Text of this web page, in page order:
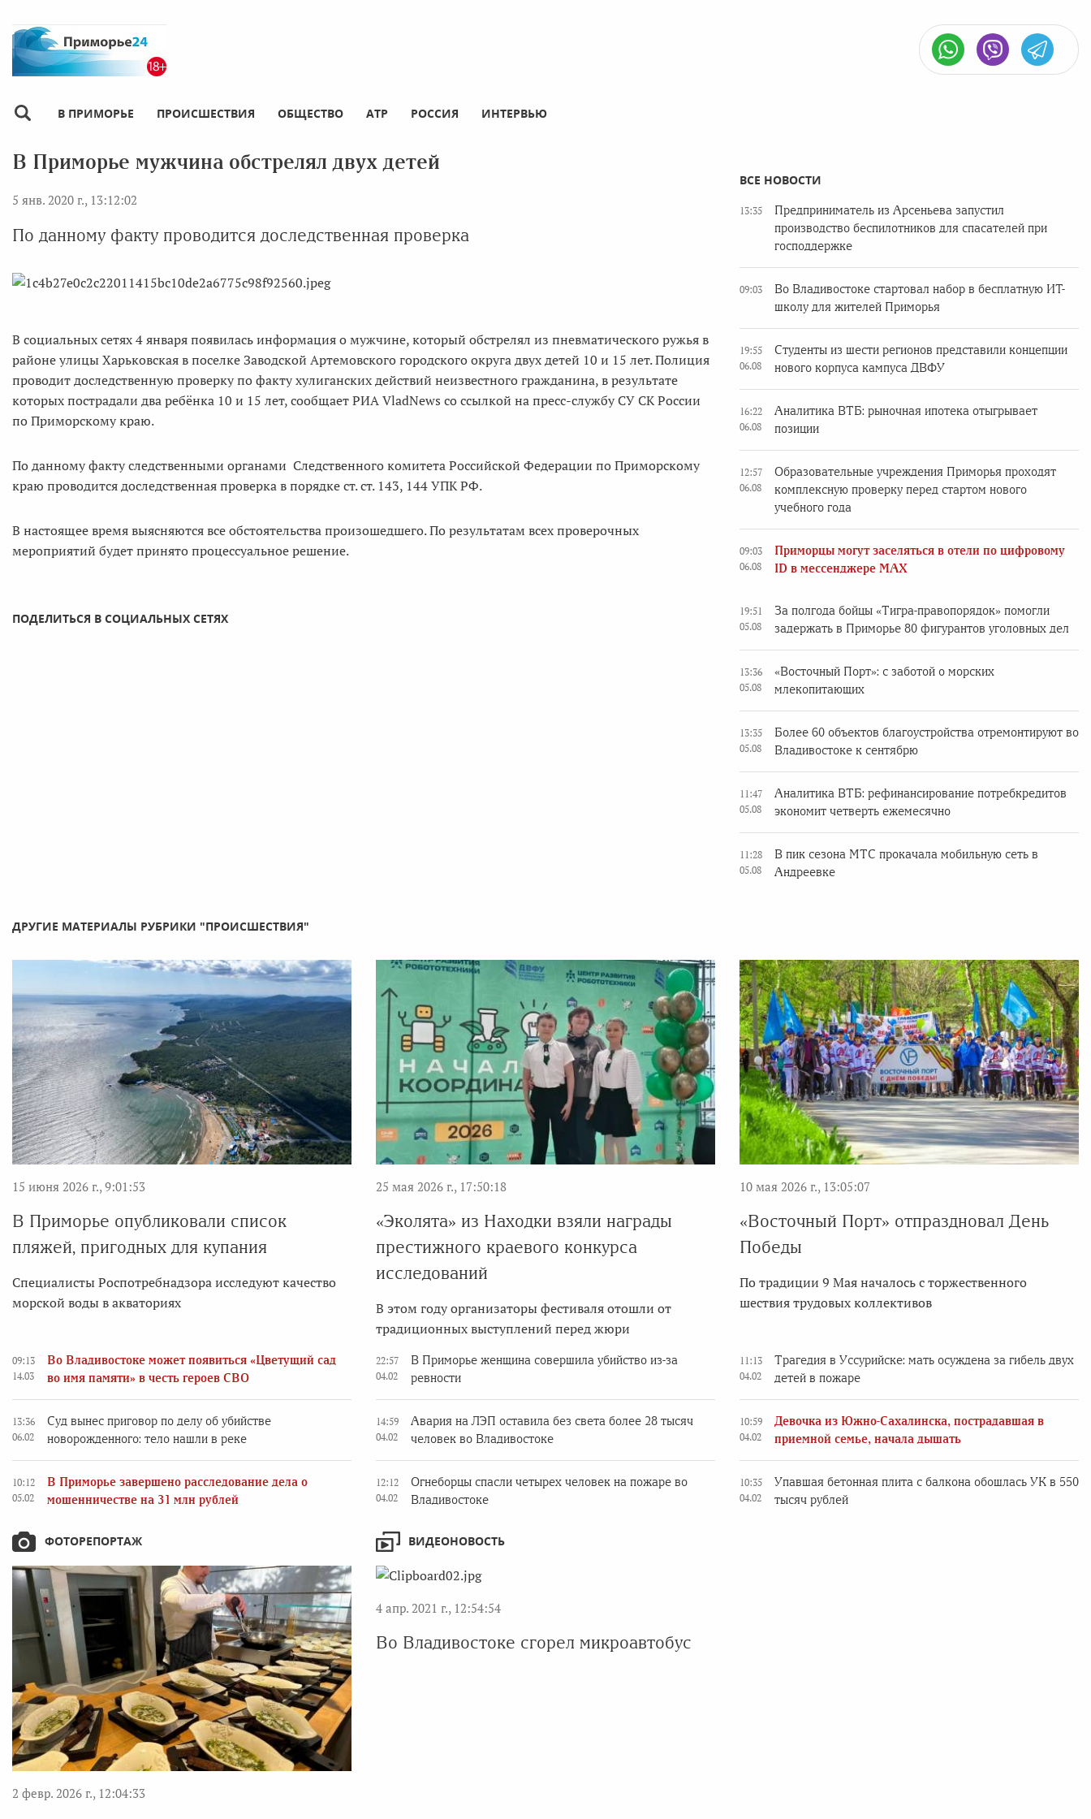
В ПРИМОРЬЕ ПРОИСШЕСТВИЯ ОБЩЕСТВО АТР РОССИЯ ИНТЕРВЬЮ
В Приморье мужчина обстрелял двух детей
5 янв. 2020 г., 13:12:02
По данному факту проводится доследственная проверка
В социальных сетях 4 января появилась информация о мужчине, который обстрелял из пневматического ружья в
районе улицы Харьковская в поселке Заводской Артемовского городского округа двух детей 10 и 15 лет. Полиция
проводит доследственную проверку по факту хулиганских действий неизвестного гражданина, в результате
которых пострадали два ребёнка 10 и 15 лет, сообщает РИА VladNews со ссылкой на пресс-службу СУ СК России
по Приморскому краю.
По данному факту следственными органами Следственного комитета Российской Федерации по Приморскому
краю проводится доследственная проверка в порядке ст. ст. 143, 144 УПК РФ.
В настоящее время выясняются все обстоятельства произошедшего. По результатам всех проверочных
мероприятий будет принято процессуальное решение.
ПОДЕЛИТЬСЯ В СОЦИАЛЬНЫХ СЕТЯХ
ВСЕ НОВОСТИ
13:35
Предприниматель из Арсеньева запустил
производство беспилотников для спасателей при
господдержке
09:03
Во Владивостоке стартовал набор в бесплатную ИТ-
школу для жителей Приморья
19:55
06.08
Студенты из шести регионов представили концепции
нового корпуса кампуса ДВФУ
16:22
06.08
Аналитика ВТБ: рыночная ипотека отыгрывает
позиции
12:57
06.08
Образовательные учреждения Приморья проходят
комплексную проверку перед стартом нового
учебного года
09:03
06.08
Приморцы могут заселяться в отели по цифровому
ID в мессенджере MAX
19:51
05.08
За полгода бойцы «Тигра-правопорядок» помогли
задержать в Приморье 80 фигурантов уголовных дел
13:36
05.08
«Восточный Порт»: с заботой о морских
млекопитающих
13:35
05.08
Более 60 объектов благоустройства отремонтируют во
Владивостоке к сентябрю
11:47
05.08
Аналитика ВТБ: рефинансирование потребкредитов
экономит четверть ежемесячно
11:28
05.08
В пик сезона МТС прокачала мобильную сеть в
Андреевке
ДРУГИЕ МАТЕРИАЛЫ РУБРИКИ "ПРОИСШЕСТВИЯ"
15 июня 2026 г., 9:01:53
В Приморье опубликовали список
пляжей, пригодных для купания
Специалисты Роспотребнадзора исследуют качество
морской воды в акваториях
25 мая 2026 г., 17:50:18
«Эколята» из Находки взяли награды
престижного краевого конкурса
исследований
В этом году организаторы фестиваля отошли от
традиционных выступлений перед жюри
10 мая 2026 г., 13:05:07
«Восточный Порт» отпраздновал День
Победы
По традиции 9 Мая началось с торжественного
шествия трудовых коллективов
09:13
14.03
Во Владивостоке может появиться «Цветущий сад
во имя памяти» в честь героев СВО
13:36
06.02
Суд вынес приговор по делу об убийстве
новорожденного: тело нашли в реке
10:12
05.02
В Приморье завершено расследование дела о
мошенничестве на 31 млн рублей
22:57
04.02
В Приморье женщина совершила убийство из-за
ревности
14:59
04.02
Авария на ЛЭП оставила без света более 28 тысяч
человек во Владивостоке
12:12
04.02
Огнеборцы спасли четырех человек на пожаре во
Владивостоке
11:13
04.02
Трагедия в Уссурийске: мать осуждена за гибель двух
детей в пожаре
10:59
04.02
Девочка из Южно-Сахалинска, пострадавшая в
приемной семье, начала дышать
10:35
04.02
Упавшая бетонная плита с балкона обошлась УК в 550
тысяч рублей
ФОТОРЕПОРТАЖ
2 февр. 2026 г., 12:04:33
ВИДЕОНОВОСТЬ
4 апр. 2021 г., 12:54:54
Во Владивостоке сгорел микроавтобус